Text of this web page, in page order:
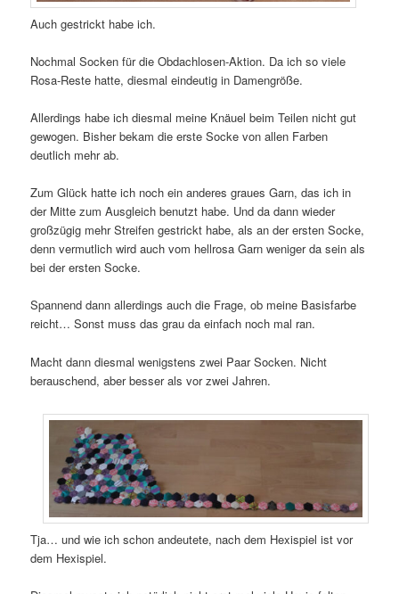
Auch gestrickt habe ich.
Nochmal Socken für die Obdachlosen-Aktion. Da ich so viele
Rosa-Reste hatte, diesmal eindeutig in Damengröße.
Allerdings habe ich diesmal meine Knäuel beim Teilen nicht gut
gewogen. Bisher bekam die erste Socke von allen Farben
deutlich mehr ab.
Zum Glück hatte ich noch ein anderes graues Garn, das ich in
der Mitte zum Ausgleich benutzt habe. Und da dann wieder
großzügig mehr Streifen gestrickt habe, als an der ersten Socke,
denn vermutlich wird auch vom hellrosa Garn weniger da sein als
bei der ersten Socke.
Spannend dann allerdings auch die Frage, ob meine Basisfarbe
reicht… Sonst muss das grau da einfach noch mal ran.
Macht dann diesmal wenigstens zwei Paar Socken. Nicht
berauschend, aber besser als vor zwei Jahren.
Tja… und wie ich schon andeutete, nach dem Hexispiel ist vor
dem Hexispiel.